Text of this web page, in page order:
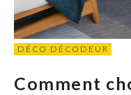
DÉCO DÉCODEUR
Comment